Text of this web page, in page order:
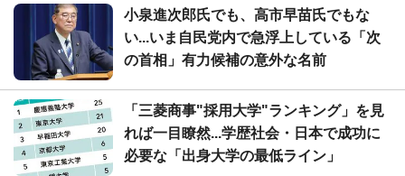
小泉進次郎氏でも、高市早苗氏でもな
い...いま自民党内で急浮上している「次
の首相」有力候補の意外な名前
「三菱商事"採用大学"ランキング」を見
れば一目瞭然...学歴社会・日本で成功に
必要な「出身大学の最低ライン」